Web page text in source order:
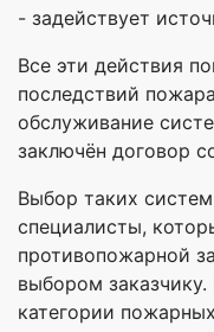
- задействует
Все эти действия
последствий
обслуживание
заключён договор
Выбор таких
специалисты,
противопожарной
выбором
категории